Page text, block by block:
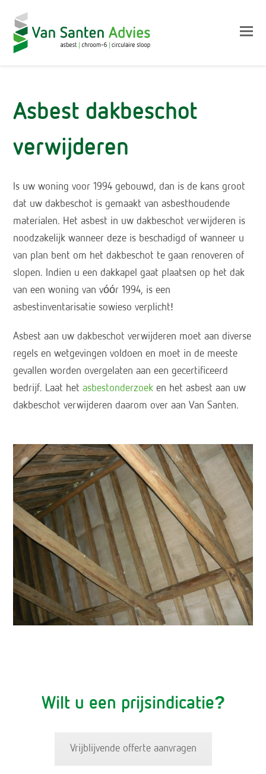
Asbest dakbeschot
verwijderen
Is uw woning voor 1994 gebouwd, dan is de kans groot
dat uw dakbeschot is gemaakt van asbesthoudende
materialen. Het asbest in uw dakbeschot verwijderen is
noodzakelijk wanneer deze is beschadigd of wanneer u
van plan bent om het dakbeschot te gaan renoveren of
slopen. Indien u een dakkapel gaat plaatsen op het dak
van een woning van vóór 1994, is een
asbestinventarisatie sowieso verplicht!
Asbest aan uw dakbeschot verwijderen moet aan diverse
regels en wetgevingen voldoen en moet in de meeste
gevallen worden overgelaten aan een gecertificeerd
bedrijf. Laat hetasbestonderzoek en het asbest aan uw
dakbeschot verwijderen daarom over aan Van Santen.
Wilt u een prijsindicatie?
Vrijblijvende offerte aanvragen